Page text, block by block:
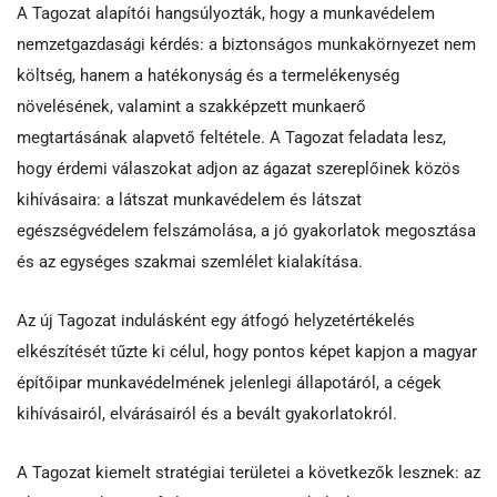
A Tagozat alapítói hangsúlyozták, hogy a munkavédelem
nemzetgazdasági kérdés: a biztonságos munkakörnyezet nem
költség, hanem a hatékonyság és a termelékenység
növelésének, valamint a szakképzett munkaerő
megtartásának alapvető feltétele. A Tagozat feladata lesz,
hogy érdemi válaszokat adjon az ágazat szereplőinek közös
kihívásaira: a látszat munkavédelem és látszat
egészségvédelem felszámolása, a jó gyakorlatok megosztása
és az egységes szakmai szemlélet kialakítása.
Az új Tagozat indulásként egy átfogó helyzetértékelés
elkészítését tűzte ki célul, hogy pontos képet kapjon a magyar
építőipar munkavédelmének jelenlegi állapotáról, a cégek
kihívásairól, elvárásairól és a bevált gyakorlatokról.
A Tagozat kiemelt stratégiai területei a következők lesznek: az